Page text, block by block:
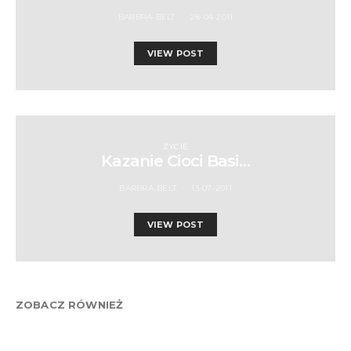
VIEW POST
ŻYCIE
Kazanie Cioci Basi…
VIEW POST
ZOBACZ RÓWNIEŻ